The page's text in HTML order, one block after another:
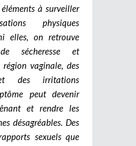
éléments à surveiller
physiques
elles, on retrouve
sécheresse et
vaginale, des
et des irritations
peut devenir
et rendre les
désagréables. Des
sexuels que